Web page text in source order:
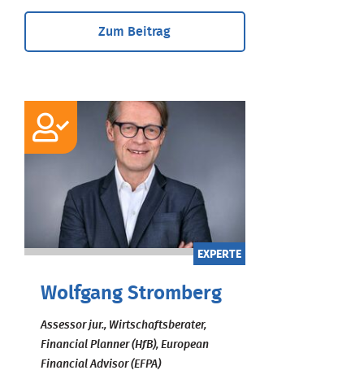
Zum Beitrag
EXPERTE
Wolfgang Stromberg
Assessor jur., Wirtschaftsberater,
Financial Planner (HfB), European
Financial Advisor (EFPA)